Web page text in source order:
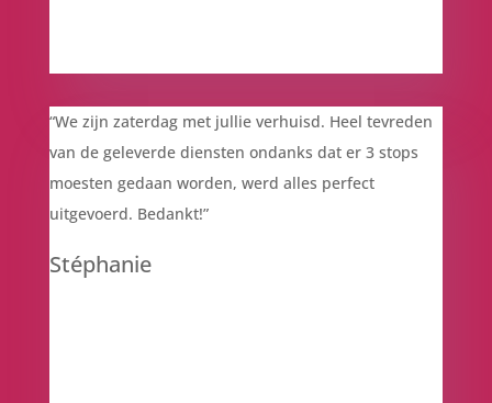
“We zijn zaterdag met jullie verhuisd. Heel tevreden
van de geleverde diensten ondanks dat er 3 stops
moesten gedaan worden, werd alles perfect
uitgevoerd. Bedankt!”
Stéphanie